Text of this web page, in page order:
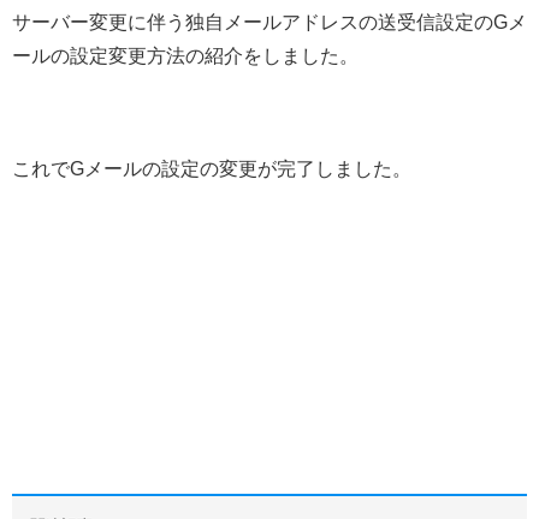
サーバー変更に伴う独自メールアドレスの送受信設定のGメ
ールの設定変更方法の紹介をしました。
これでGメールの設定の変更が完了しました。